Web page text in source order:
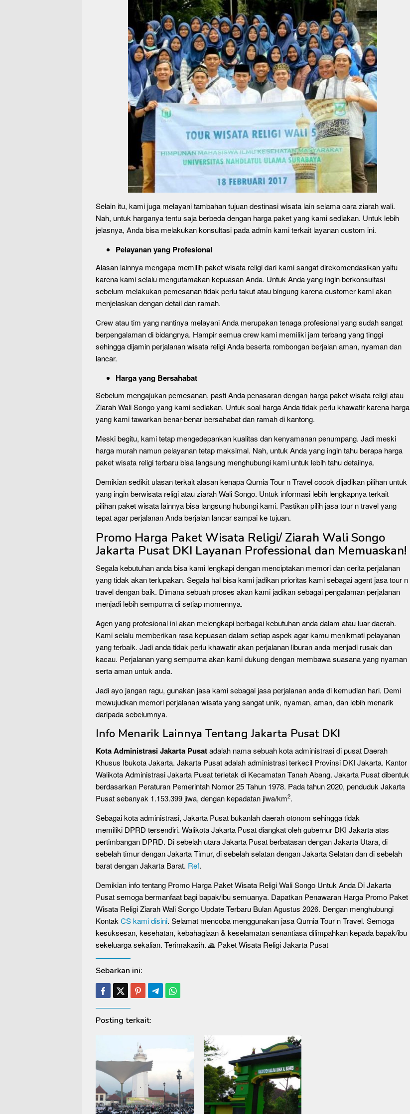
Selain itu, kami juga melayani tambahan tujuan destinasi wisata lain selama cara ziarah wali.
Nah, untuk harganya tentu saja berbeda dengan harga paket yang kami sediakan. Untuk lebih
jelasnya, Anda bisa melakukan konsultasi pada admin kami terkait layanan custom ini.
Pelayanan yang Profesional
Alasan lainnya mengapa memilih paket wisata religi dari kami sangat direkomendasikan yaitu
karena kami selalu mengutamakan kepuasan Anda. Untuk Anda yang ingin berkonsultasi
sebelum melakukan pemesanan tidak perlu takut atau bingung karena customer kami akan
menjelaskan dengan detail dan ramah.
Crew atau tim yang nantinya melayani Anda merupakan tenaga profesional yang sudah sangat
berpengalaman di bidangnya. Hampir semua crew kami memiliki jam terbang yang tinggi
sehingga dijamin perjalanan wisata religi Anda beserta rombongan berjalan aman, nyaman dan
lancar.
Harga yang Bersahabat
Sebelum mengajukan pemesanan, pasti Anda penasaran dengan harga paket wisata religi atau
Ziarah Wali Songo yang kami sediakan. Untuk soal harga Anda tidak perlu khawatir karena harga
yang kami tawarkan benar-benar bersahabat dan ramah di kantong.
Meski begitu, kami tetap mengedepankan kualitas dan kenyamanan penumpang. Jadi meski
harga murah namun pelayanan tetap maksimal. Nah, untuk Anda yang ingin tahu berapa harga
paket wisata religi terbaru bisa langsung menghubungi kami untuk lebih tahu detailnya.
Demikian sedikit ulasan terkait alasan kenapa Qurnia Tour n Travel cocok dijadikan pilihan untuk
yang ingin berwisata religi atau ziarah Wali Songo. Untuk informasi lebih lengkapnya terkait
pilihan paket wisata lainnya bisa langsung hubungi kami. Pastikan pilih jasa tour n travel yang
tepat agar perjalanan Anda berjalan lancar sampai ke tujuan.
Promo Harga Paket Wisata Religi/ Ziarah Wali Songo
Jakarta Pusat DKI Layanan Professional dan Memuaskan!
Segala kebutuhan anda bisa kami lengkapi dengan menciptakan memori dan cerita perjalanan
yang tidak akan terlupakan. Segala hal bisa kami jadikan prioritas kami sebagai agent jasa tour n
travel dengan baik. Dimana sebuah proses akan kami jadikan sebagai pengalaman perjalanan
menjadi lebih sempurna di setiap momennya.
Agen yang profesional ini akan melengkapi berbagai kebutuhan anda dalam atau luar daerah.
Kami selalu memberikan rasa kepuasan dalam setiap aspek agar kamu menikmati pelayanan
yang terbaik. Jadi anda tidak perlu khawatir akan perjalanan liburan anda menjadi rusak dan
kacau. Perjalanan yang sempurna akan kami dukung dengan membawa suasana yang nyaman
serta aman untuk anda.
Jadi ayo jangan ragu, gunakan jasa kami sebagai jasa perjalanan anda di kemudian hari. Demi
mewujudkan memori perjalanan wisata yang sangat unik, nyaman, aman, dan lebih menarik
daripada sebelumnya.
Info Menarik Lainnya Tentang Jakarta Pusat DKI
Kota Administrasi Jakarta Pusatadalah nama sebuah kota administrasi di pusat Daerah
Khusus Ibukota Jakarta. Jakarta Pusat adalah administrasi terkecil Provinsi DKI Jakarta. Kantor
Walikota Administrasi Jakarta Pusat terletak di Kecamatan Tanah Abang. Jakarta Pusat dibentuk
berdasarkan Peraturan Pemerintah Nomor 25 Tahun 1978. Pada tahun 2020, penduduk Jakarta
Pusat sebanyak 1.153.399 jiwa, dengan kepadatan jiwa/km2.
Sebagai kota administrasi, Jakarta Pusat bukanlah daerah otonom sehingga tidak
memiliki DPRD tersendiri. Walikota Jakarta Pusat diangkat oleh gubernur DKI Jakarta atas
pertimbangan DPRD. Di sebelah utara Jakarta Pusat berbatasan dengan Jakarta Utara, di
sebelah timur dengan Jakarta Timur, di sebelah selatan dengan Jakarta Selatan dan di sebelah
barat dengan Jakarta Barat. Ref.
Demikian info tentang Promo Harga Paket Wisata Religi Wali Songo Untuk Anda Di Jakarta
Pusat semoga bermanfaat bagi bapak/ibu semuanya. Dapatkan Penawaran Harga Promo Paket
Wisata Religi Ziarah Wali Songo Update Terbaru Bulan Agustus 2026. Dengan menghubungi
Kontak CS kami disini. Selamat mencoba menggunakan jasa Qurnia Tour n Travel. Semoga
kesuksesan, kesehatan, kebahagiaan & keselamatan senantiasa dilimpahkan kepada bapak/ibu
sekeluarga sekalian. Terimakasih. 🙏 Paket Wisata Religi Jakarta Pusat
Sebarkan ini:
Posting terkait: